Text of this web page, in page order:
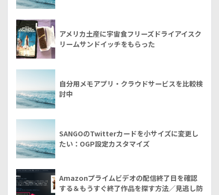
アメリカ土産に宇宙食フリーズドライアイスク
リームサンドイッチをもらった
自分用メモアプリ・クラウドサービスを比較検
討中
SANGOのTwitterカードを小サイズに変更し
たい：OGP設定カスタマイズ
Amazonプライムビデオの配信終了日を確認
する＆もうすぐ終了作品を探す方法／見逃し防